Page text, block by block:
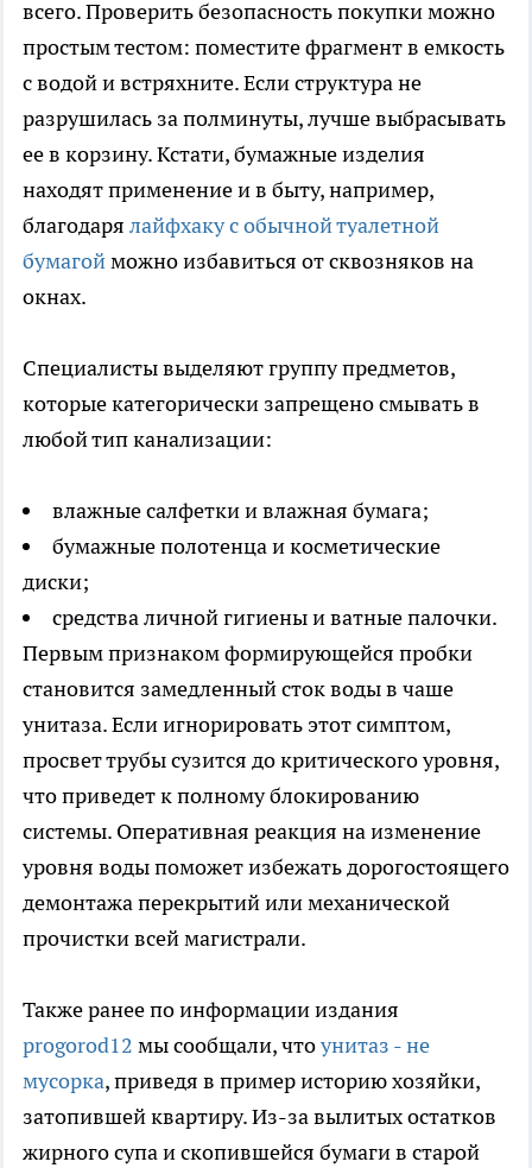
всего. Проверить безопасность покупки можно
простым тестом: поместите фрагмент в емкость
с водой и встряхните. Если структура не
разрушилась за полминуты, лучше выбрасывать
ее в корзину. Кстати, бумажные изделия
находят применение и в быту, например,
благодаря лайфхаку с обычной туалетной
бумагойможно избавиться от сквозняков на
окнах.
Специалисты выделяют группу предметов,
которые категорически запрещено смывать в
любой тип канализации:
влажные салфетки и влажная бумага;
бумажные полотенца и косметические
диски;
средства личной гигиены и ватные палочки.
Первым признаком формирующейся пробки
становится замедленный сток воды в чаше
унитаза. Если игнорировать этот симптом,
просвет трубы сузится до критического уровня,
что приведет к полному блокированию
системы. Оперативная реакция на изменение
уровня воды поможет избежать дорогостоящего
демонтажа перекрытий или механической
прочистки всей магистрали.
Также ранее по информации издания
progorod12 мы сообщали, чтоунитаз - не
мусорка, приведя в пример историю хозяйки,
затопившей квартиру. Из-за вылитых остатков
жирного супа и скопившейся бумаги в старой